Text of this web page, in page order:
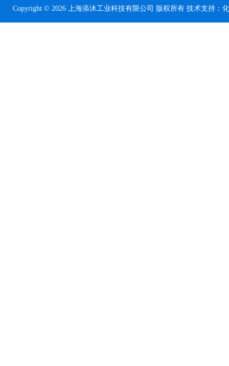
Copyright © 2026 上海添沐工业科技有限公司 版权所有 技术支持：